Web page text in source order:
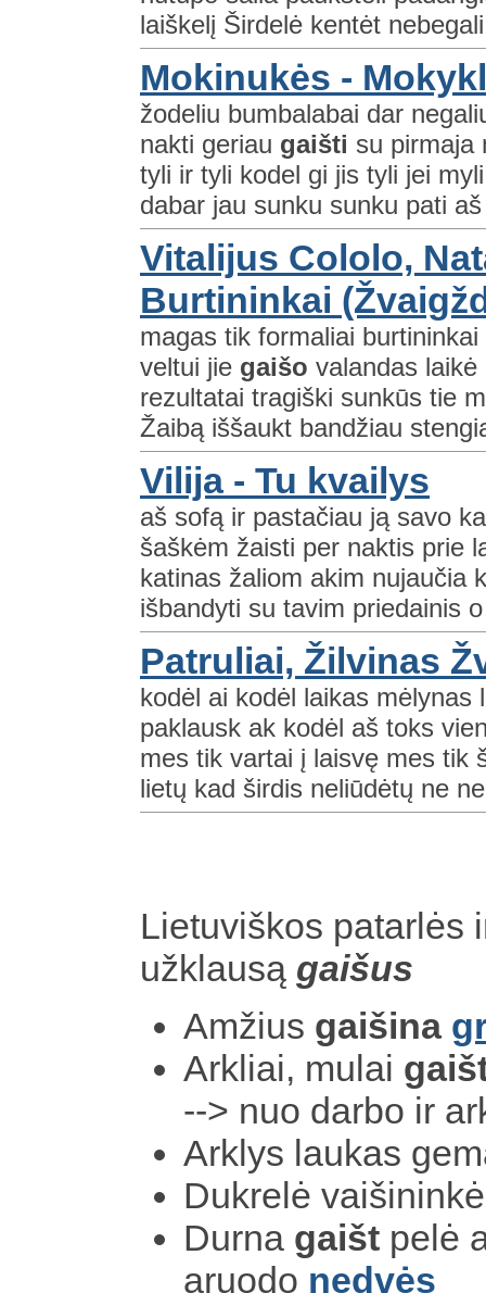
laiškelį Širdelė kentėt
Mokinukės -
žodeliu bumbalabai dar
nakti geriau gaišti su pirmaja
tyli ir tyli kodel gi jis tyli jei
dabar jau sunku sunku pati
Vitalijus Cololo,
Burtininkai
magas tik formaliai
veltui jie gaišo valandas
rezultatai tragiški sunkūs tie
Žaibą iššaukt bandžiau
Vilija - Tu kvailys
aš sofą ir pastačiau ją savo
šaškėm žaisti per naktis prie
katinas žaliom akim nujaučia
išbandyti su tavim priedainis
Patruliai, Žilvinas
kodėl ai kodėl laikas mėlynas
paklausk ak kodėl aš toks
mes tik vartai į laisvę mes tik
lietų kad širdis neliūdėtų ne
Lietuviškos patarlės
užklausą gaišus
Amžius gaišina
Arkliai, mulai
--> nuo darbo ir
Arklys laukas
Dukrelė
Durna gaišt pelė
aruodo nedvės